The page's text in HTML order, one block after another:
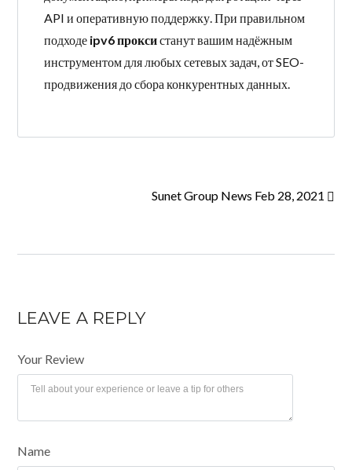
API и оперативную поддержку. При правильном
подходе ipv6 проксистанут вашим надёжным
инструментом для любых сетевых задач, от SEO-
продвижения до сбора конкурентных данных.
Sunet Group News Feb 28, 2021
LEAVE A REPLY
Your Review
Name